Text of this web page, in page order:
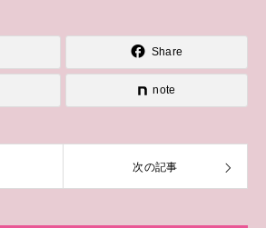
Share
note
次の記事